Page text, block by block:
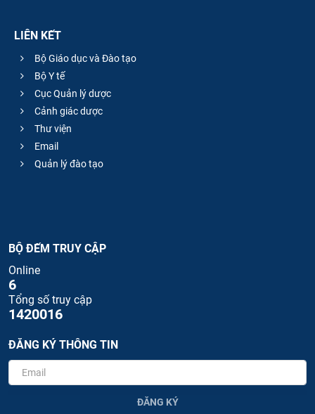
LIÊN KẾT
Bộ Giáo dục và Đào tạo
Bộ Y tế
Cục Quản lý dược
Cảnh giác dược
Thư viện
Email
Quản lý đào tạo
BỘ ĐẾM TRUY CẬP
Online
6
Tổng số truy cập
1420016
ĐĂNG KÝ THÔNG TIN
ĐĂNG KÝ